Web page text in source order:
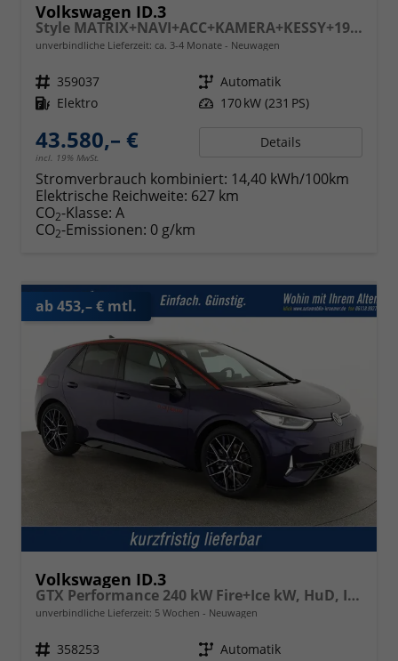
Volkswagen ID.3
Style MATRIX+NAVI+ACC+KAMERA+KESSY+19" ALU
unverbindliche Lieferzeit: ca. 3-4 Monate Neuwagen
Fahrzeugnr. 359037 Getriebe Automatik
Kraftstoff Elektro Leistung 170 kW (231 PS)
43.580,– €
incl. 19% MwSt.
Details
Stromverbrauch kombiniert: 14,40 kWh/100km
Elektrische Reichweite: 627 km
CO2-Klasse: A
CO2-Emissionen: 0 g/km
ab 453,– € mtl.
Volkswagen ID.3
GTX Performance 240 kW Fire+Ice kW, HuD, IQ.Light, H&K, Wärmepumpe, 20-Zoll, 4 J.-Garantie
unverbindliche Lieferzeit: 5 Wochen Neuwagen
Fahrzeugnr. 358253 Getriebe Automatik